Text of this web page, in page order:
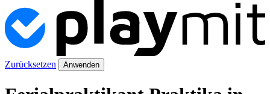
Zurücksetzen Anwenden